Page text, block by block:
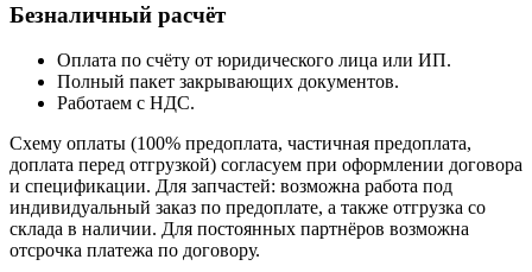
Безналичный расчёт
Оплата по счёту от юридического лица или ИП.
Полный пакет закрывающих документов.
Работаем с НДС.
Схему оплаты (100% предоплата, частичная предоплата,
доплата перед отгрузкой) согласуем при оформлении договора
и спецификации. Для запчастей: возможна работа под
индивидуальный заказ по предоплате, а также отгрузка со
склада в наличии. Для постоянных партнёров возможна
отсрочка платежа по договору.